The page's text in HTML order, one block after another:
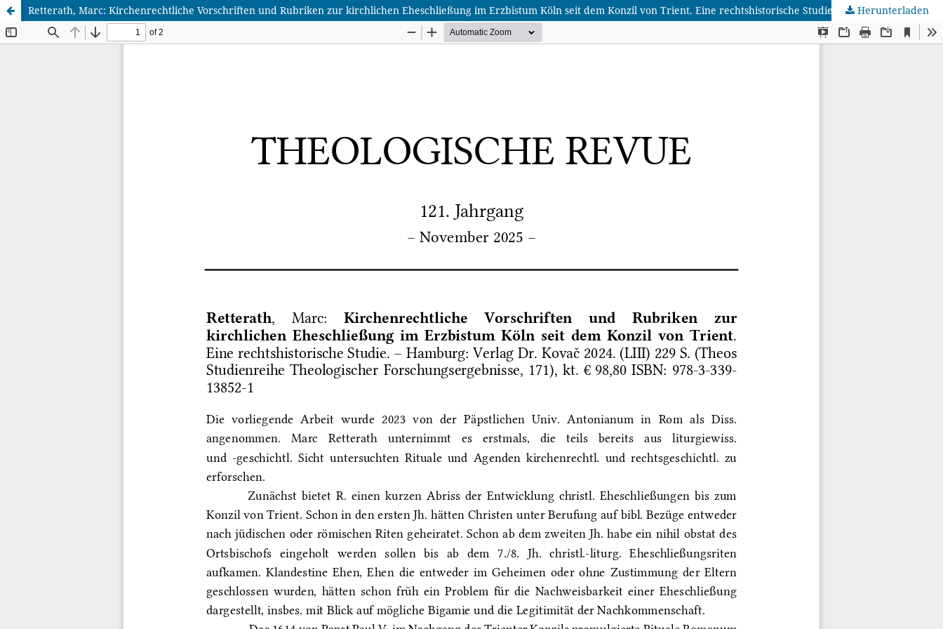
Retterath, Marc: Kirchenrechtliche Vorschriften und Rubriken zur kirchlichen Eheschließung im Erzbistum Köln seit dem Konzil von Trient. Eine rechtshistorische Studie Herunterladen